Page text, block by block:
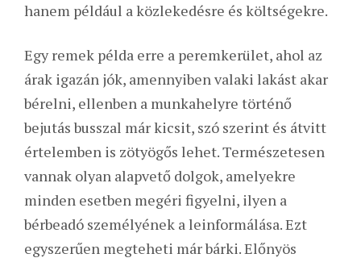
hanem például a közlekedésre és költségekre.
Egy remek példa erre a peremkerület, ahol az
árak igazán jók, amennyiben valaki lakást akar
bérelni, ellenben a munkahelyre történő
bejutás busszal már kicsit, szó szerint és átvitt
értelemben is zötyögős lehet. Természetesen
vannak olyan alapvető dolgok, amelyekre
minden esetben megéri figyelni, ilyen a
bérbeadó személyének a leinformálása. Ezt
egyszerűen megteheti már bárki. Előnyös